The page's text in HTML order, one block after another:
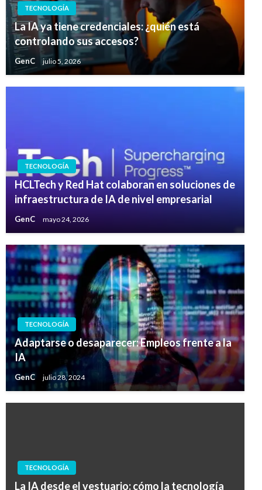
TECNOLOGÍA
La IA ya tiene credenciales: ¿quién está
controlando sus accesos?
GenC julio 5, 2026
TECNOLOGÍA
HCLTech y Red Hat colaboran en soluciones de
infraestructura de IA de nivel empresarial
GenC mayo 24, 2026
TECNOLOGÍA
Adaptarse o desaparecer: Empleos frente a la
IA
GenC julio 28, 2024
TECNOLOGÍA
La IA desde el vestuario: cómo la tecnología